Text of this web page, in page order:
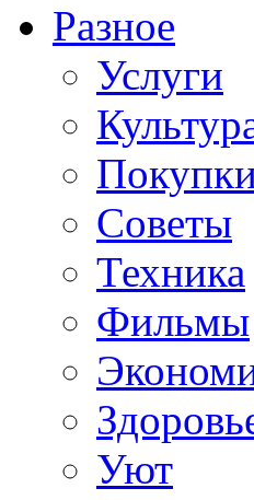
Разное
Услуги
Советы
Техника
Фильмы
Уют